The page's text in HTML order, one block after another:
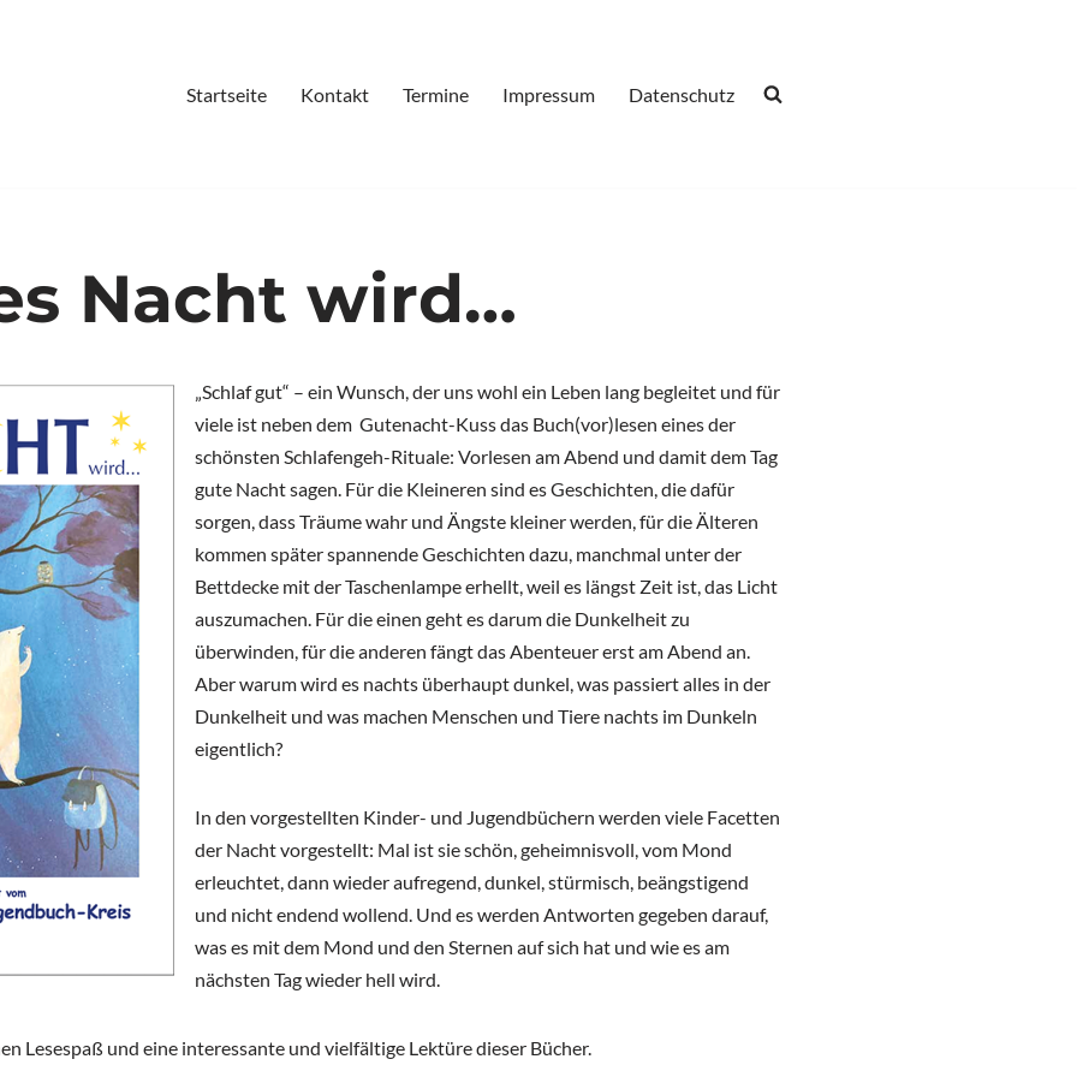
Startseite Kontakt Termine Impressum Datenschutz
Nacht wird…
„Schlaf gut“ – ein Wunsch, der uns wohl ein Leben lang begleitet und für
viele ist neben dem Gutenacht-Kuss das Buch(vor)lesen eines der
schönsten Schlafengeh-Rituale: Vorlesen am Abend und damit dem Tag
gute Nacht sagen. Für die Kleineren sind es Geschichten, die dafür
sorgen, dass Träume wahr und Ängste kleiner werden, für die Älteren
kommen später spannende Geschichten dazu, manchmal unter der
Bettdecke mit der Taschenlampe erhellt, weil es längst Zeit ist, das Licht
auszumachen. Für die einen geht es darum die Dunkelheit zu
überwinden, für die anderen fängt das Abenteuer erst am Abend an.
Aber warum wird es nachts überhaupt dunkel, was passiert alles in der
Dunkelheit und was machen Menschen und Tiere nachts im Dunkeln
eigentlich?
In den vorgestellten Kinder- und Jugendbüchern werden viele Facetten
der Nacht vorgestellt: Mal ist sie schön, geheimnisvoll, vom Mond
erleuchtet, dann wieder aufregend, dunkel, stürmisch, beängstigend
und nicht endend wollend. Und es werden Antworten gegeben darauf,
was es mit dem Mond und den Sternen auf sich hat und wie es am
nächsten Tag wieder hell wird.
Lesespaß und eine interessante und vielfältige Lektüre dieser Bücher.